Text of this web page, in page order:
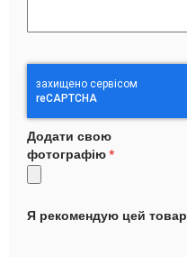
Додати свою
фотографію
Я рекомендую цей товар